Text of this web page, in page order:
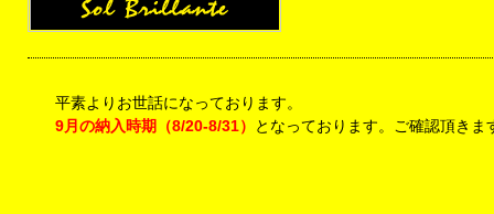
平素よりお世話になっております。
9月の納入時期（8/20-8/31）
となっております。ご確認頂き